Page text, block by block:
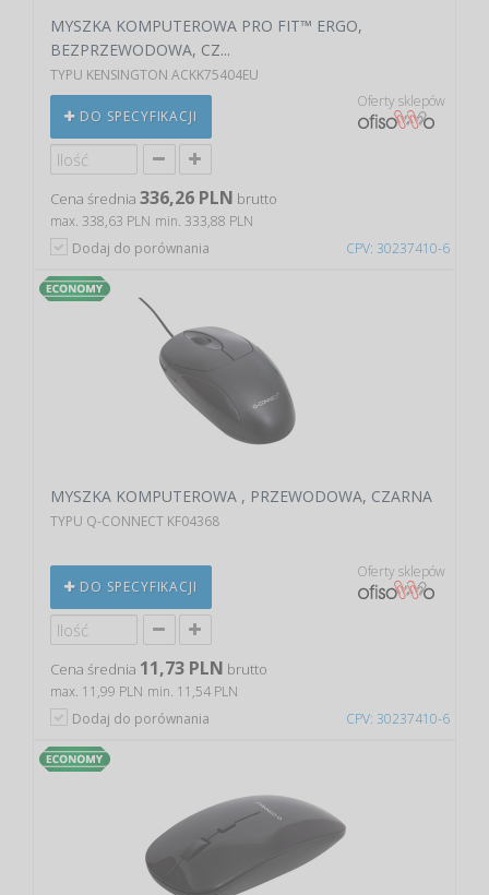
CPV: 30237410-6
MYSZKA KOMPUTEROWA PRO FIT™ ERGO,
BEZPRZEWODOWA, CZ...
TYPU KENSINGTON ACKK75404EU
DO SPECYFIKACJI
Oferty sklepów
Cena średnia 336,26 PLN brutto
max. 338,63 PLN min. 333,88 PLN
Dodaj do porównania
CPV: 30237410-6
MYSZKA KOMPUTEROWA , PRZEWODOWA, CZARNA
TYPU Q-CONNECT KF04368
DO SPECYFIKACJI
Oferty sklepów
Cena średnia 11,73 PLN brutto
max. 11,99 PLN min. 11,54 PLN
Dodaj do porównania